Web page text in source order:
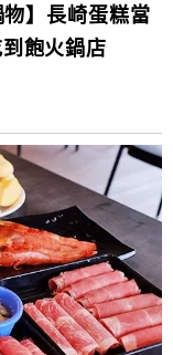
】長崎蛋糕當
飽火鍋店